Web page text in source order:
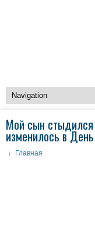
Мой сын стыдился
изменилось в
Главная